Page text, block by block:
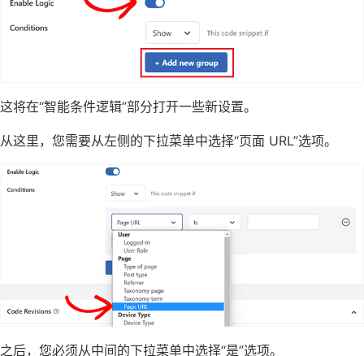
这将在“智能条件逻辑”部分打开一些新设置。
从这里，您需要从左侧的下拉菜单中选择“页面 URL”选项。
之后，您必须从中间的下拉菜单中选择“是”选项。